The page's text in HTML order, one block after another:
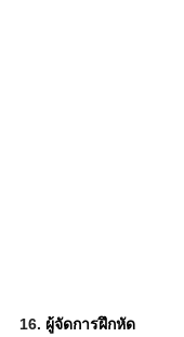
16. ผู้จัดการฝึกหัด